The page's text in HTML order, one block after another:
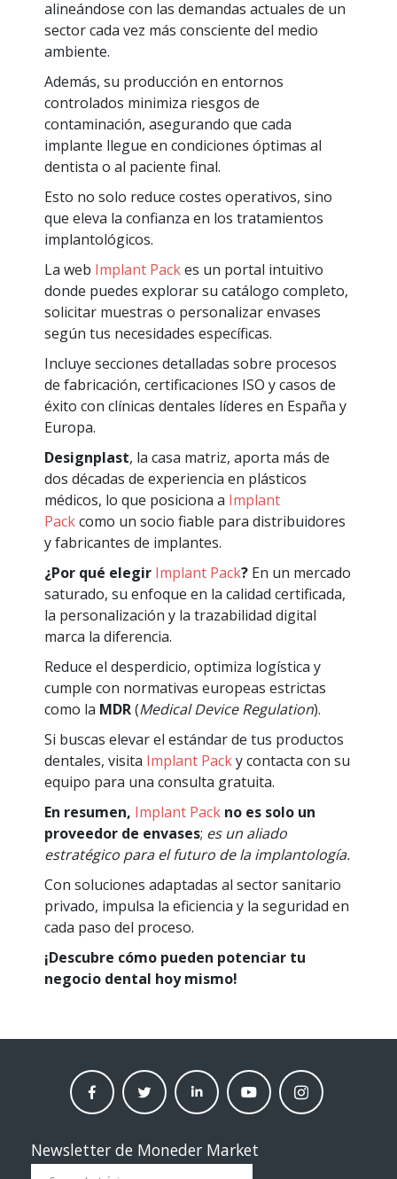
alineándose con las demandas actuales de un
sector cada vez más consciente del medio
ambiente.
Además, su producción en entornos
controlados minimiza riesgos de
contaminación, asegurando que cada
implante llegue en condiciones óptimas al
dentista o al paciente final.
Esto no solo reduce costes operativos, sino
que eleva la confianza en los tratamientos
implantológicos.
​La web Implant Packes un portal intuitivo
donde puedes explorar su catálogo completo,
solicitar muestras o personalizar envases
según tus necesidades específicas.
Incluye secciones detalladas sobre procesos
de fabricación, certificaciones ISO y casos de
éxito con clínicas dentales líderes en España y
Europa.
Designplast, la casa matriz, aporta más de
dos décadas de experiencia en plásticos
médicos, lo que posiciona a Implant
Packcomo un socio fiable para distribuidores
y fabricantes de implantes.
¿Por qué elegir Implant Pack? En un mercado
saturado, su enfoque en la calidad certificada,
la personalización y la trazabilidad digital
marca la diferencia.
Reduce el desperdicio, optimiza logística y
cumple con normativas europeas estrictas
como la MDR(Medical Device Regulation).
Si buscas elevar el estándar de tus productos
dentales, visita Implant Packy contacta con su
equipo para una consulta gratuita.
En resumen, Implant Pack no es solo un
proveedor de envases; es un aliado
estratégico para el futuro de la implantología.
Con soluciones adaptadas al sector sanitario
privado, impulsa la eficiencia y la seguridad en
cada paso del proceso.
¡Descubre cómo pueden potenciar tu
negocio dental hoy mismo!
facebook
moneder
twitter
moneder
linkedin
moneder
Youtube
moneder
instagram
moneder
Newsletter de Moneder Market
Correo